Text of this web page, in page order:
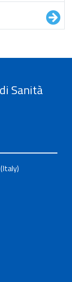
Sanità